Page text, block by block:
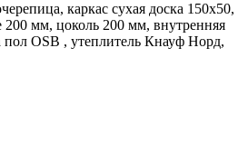
каркас сухая доска 150х50,
мм, цоколь 200 мм, внутренняя
пол OSB , утеплитель Кнауф Норд,